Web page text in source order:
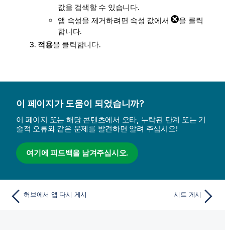
값을 검색할 수 있습니다.
앱 속성을 제거하려면 속성 값에서
을 클릭
합니다.
적용을 클릭합니다.
이 페이지가 도움이 되었습니까?
이 페이지 또는 해당 콘텐츠에서 오타, 누락된 단계 또는 기
술적 오류와 같은 문제를 발견하면 알려 주십시오!
여기에 피드백을 남겨주십시오.
허브에서 앱 다시 게시 시트 게시